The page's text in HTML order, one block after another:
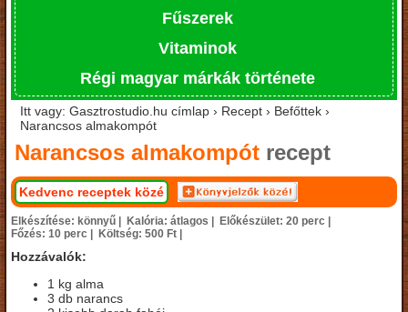
Fűszerek
Vitaminok
Régi magyar márkák története
Itt vagy: Gasztrostudio.hu címlap › Recept › Befőttek ›
Narancsos almakompót
Narancsos almakompót recept
Kedvenc receptek közé
Elkészítése: könnyű | Kalória: átlagos | Előkészület: 20 perc |
Főzés: 10 perc | Költség: 500 Ft |
Hozzávalók:
1 kg alma
3 db narancs